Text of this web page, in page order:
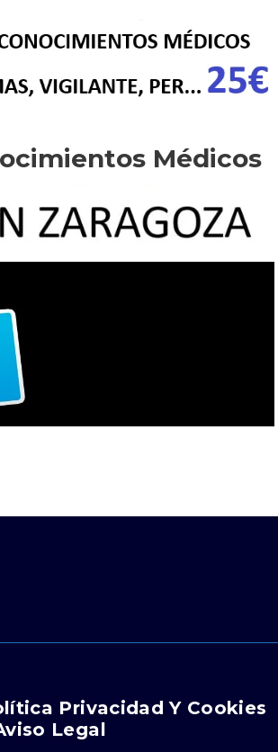
Médicos
Privacidad Y Cookies
Legal